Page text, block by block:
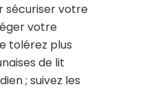
sécuriser votre
votre
tolérez plus
de lit
; suivez les